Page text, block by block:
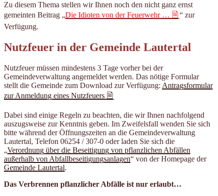
Zu diesem Thema stellen wir Ihnen noch den nicht ganz ernst
gemeinten Beitrag „Die Idioten von der Feuerwehr …
“ zur
Verfügung.
Nutzfeuer in der Gemeinde Lautertal
Nutzfeuer müssen mindestens 3 Tage vorher bei der
Gemeindeverwaltung angemeldet werden. Das nötige Formular
stellt die Gemeinde zum Download zur Verfügung: Antragsformular
zur Anmeldung eines Nutzfeuers
Dabei sind einige Regeln zu beachten, die wir Ihnen nachfolgend
auszugsweise zur Kenntnis geben. Im Zweifelsfall wenden Sie sich
bitte während der Öffnungszeiten an die Gemeindeverwaltung
Lautertal, Telefon 06254 / 307-0 oder laden Sie sich die
„Verordnung über die Beseitigung von pflanzlichen Abfällen
außerhalb von Abfallbeseitigungsanlagen“ von der Homepage der
Gemeinde Lautertal.
Das Verbrennen pflanzlicher Abfälle ist nur erlaubt…